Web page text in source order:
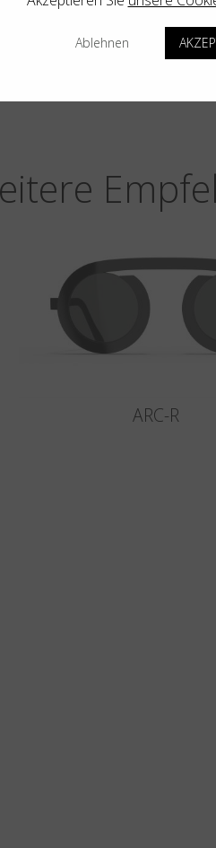
ARC-R
Ablehnen